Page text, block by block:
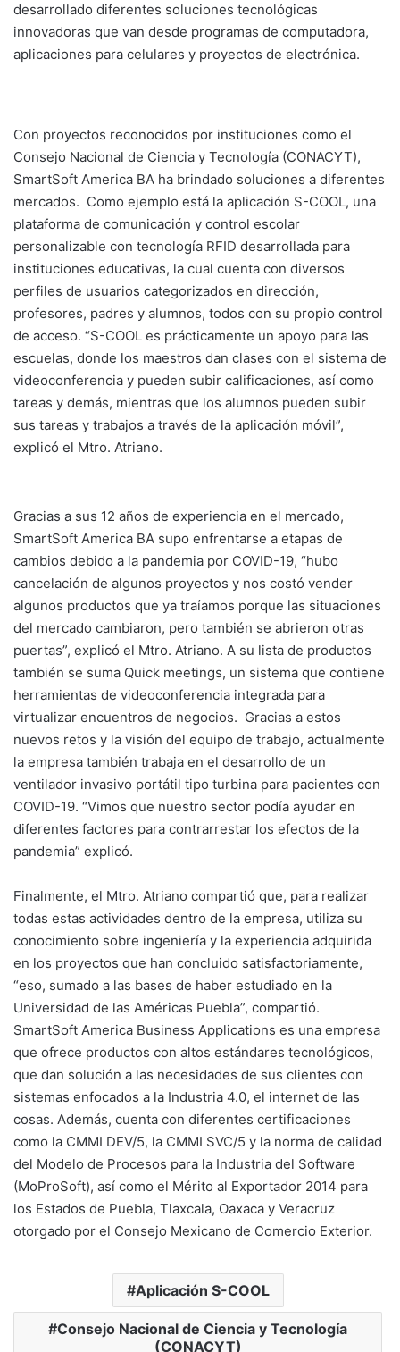
desarrollado diferentes soluciones tecnológicas
innovadoras que van desde programas de computadora,
aplicaciones para celulares y proyectos de electrónica.
Con proyectos reconocidos por instituciones como el
Consejo Nacional de Ciencia y Tecnología (CONACYT),
SmartSoft America BA ha brindado soluciones a diferentes
mercados. Como ejemplo está la aplicación S-COOL, una
plataforma de comunicación y control escolar
personalizable con tecnología RFID desarrollada para
instituciones educativas, la cual cuenta con diversos
perfiles de usuarios categorizados en dirección,
profesores, padres y alumnos, todos con su propio control
de acceso. “S-COOL es prácticamente un apoyo para las
escuelas, donde los maestros dan clases con el sistema de
videoconferencia y pueden subir calificaciones, así como
tareas y demás, mientras que los alumnos pueden subir
sus tareas y trabajos a través de la aplicación móvil”,
explicó el Mtro. Atriano.
Gracias a sus 12 años de experiencia en el mercado,
SmartSoft America BA supo enfrentarse a etapas de
cambios debido a la pandemia por COVID-19, “hubo
cancelación de algunos proyectos y nos costó vender
algunos productos que ya traíamos porque las situaciones
del mercado cambiaron, pero también se abrieron otras
puertas”, explicó el Mtro. Atriano. A su lista de productos
también se suma Quick meetings, un sistema que contiene
herramientas de videoconferencia integrada para
virtualizar encuentros de negocios. Gracias a estos
nuevos retos y la visión del equipo de trabajo, actualmente
la empresa también trabaja en el desarrollo de un
ventilador invasivo portátil tipo turbina para pacientes con
COVID-19. “Vimos que nuestro sector podía ayudar en
diferentes factores para contrarrestar los efectos de la
pandemia” explicó.
Finalmente, el Mtro. Atriano compartió que, para realizar
todas estas actividades dentro de la empresa, utiliza su
conocimiento sobre ingeniería y la experiencia adquirida
en los proyectos que han concluido satisfactoriamente,
“eso, sumado a las bases de haber estudiado en la
Universidad de las Américas Puebla”, compartió.
SmartSoft America Business Applications es una empresa
que ofrece productos con altos estándares tecnológicos,
que dan solución a las necesidades de sus clientes con
sistemas enfocados a la Industria 4.0, el internet de las
cosas. Además, cuenta con diferentes certificaciones
como la CMMI DEV/5, la CMMI SVC/5 y la norma de calidad
del Modelo de Procesos para la Industria del Software
(MoProSoft), así como el Mérito al Exportador 2014 para
los Estados de Puebla, Tlaxcala, Oaxaca y Veracruz
otorgado por el Consejo Mexicano de Comercio Exterior.
Aplicación S-COOL
Consejo Nacional de Ciencia y Tecnología
(CONACYT)